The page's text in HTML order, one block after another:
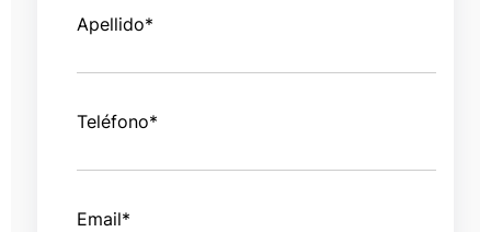
Apellido*
Teléfono*
Email*